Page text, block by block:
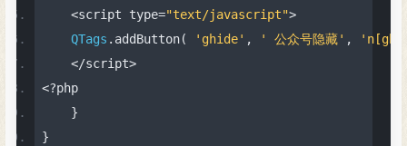
<script type="text/javascript">
QTags . addButton( 'ghide' , ' 公众号隐藏' ,
</script>
<?php
}
}